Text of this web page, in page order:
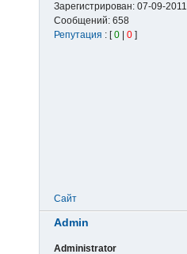
Зарегистрирован: 07-09-2011
Сообщений: 658
Репутация : [0 0 ]
Сайт
Admin
Administrator